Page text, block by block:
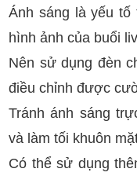
Ánh sáng là yếu tố
hình ảnh của buổi
Nên sử dụng đèn
điều chỉnh được
Tránh ánh sáng
và làm tối khuôn
Có thể sử dụng